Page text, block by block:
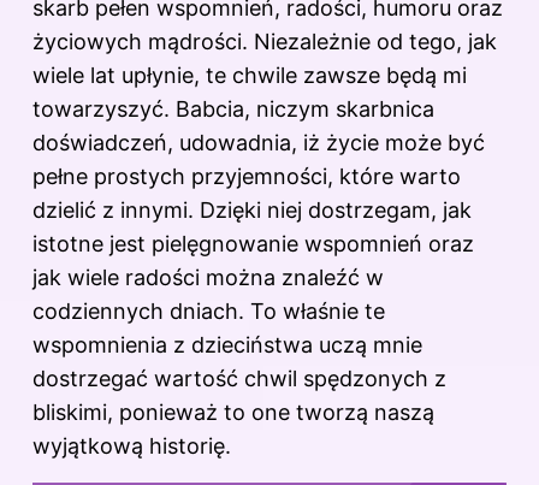
skarb pełen wspomnień, radości, humoru oraz
życiowych mądrości. Niezależnie od tego, jak
wiele lat upłynie, te chwile zawsze będą mi
towarzyszyć. Babcia, niczym skarbnica
doświadczeń, udowadnia, iż życie może być
pełne prostych przyjemności, które warto
dzielić z innymi. Dzięki niej dostrzegam, jak
istotne jest pielęgnowanie wspomnień oraz
jak wiele radości można znaleźć w
codziennych dniach. To właśnie te
wspomnienia z dzieciństwa uczą mnie
dostrzegać wartość chwil spędzonych z
bliskimi, ponieważ to one tworzą naszą
wyjątkową historię.